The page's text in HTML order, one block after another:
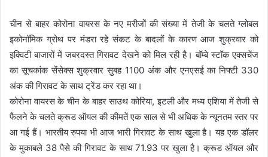
चीन से बाहर कोरोना वायरस के नए मरीजों की संख्या में तेजी के चलते ग्लोबल
इकोनॉमिक ग्रोथ पर मंडरा रहे संकट के बादलों के कारण आज शुक्रवार को
इक्विटी बाजारों में जबरदस्त गिरावट देखने को मिल रही है। बॉम्बे स्टॉक एक्सचेंज
का सूचकांक सेंसेक्स शुक्रवार सुबह 1100 अंक और एनएसई का निफ्टी 330
अंक की गिरावट के साथ ट्रेंड कर रहा था।
कोरोना वायरस के चीन के बाहर साउथ कोरिया, इटली और मध्य एशिया में तेजी से
फैलने के चलते क्रूड ऑयल की कीमतें एक साल से भी अधिक के न्यूनतम स्तर पर
आ गई हैं। भारतीय रुपया भी आज भारी गिरावट के साथ खुला है। यह एक डॉलर
के मुकाबले 38 पैसे की गिरावट के साथ 71.93 पर खुला है। क्रूड ऑयल और